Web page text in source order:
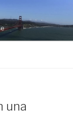
una